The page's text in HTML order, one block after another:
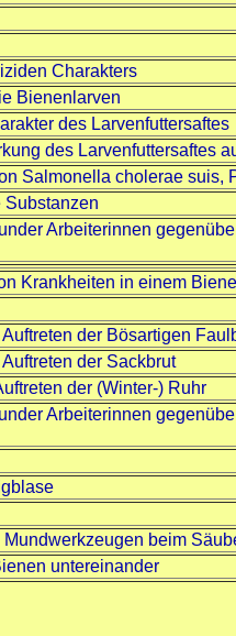
Charakters
Bienenlarven
des Larvenfuttersaftes
des Larvenfuttersaftes
Salmonella cholerae suis,
Substanzen
Arbeiterinnen
Krankheiten in einem
der Bösartigen
der Sackbrut
der (Winter-) Ruhr
Arbeiterinnen
beim
untereinander